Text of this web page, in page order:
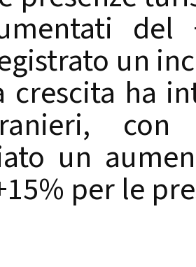
del
un
crescita ha
con
un
per le